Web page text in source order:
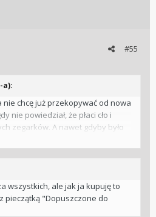
#55
nie chcę już przekopywać od nowa
nie powiedział, że płaci cło i
zegarków. A nawet gdyby było
import stałby się dla niego
wszystkich, ale jak ja kupuję to
pieczątką "Dopuszczone do